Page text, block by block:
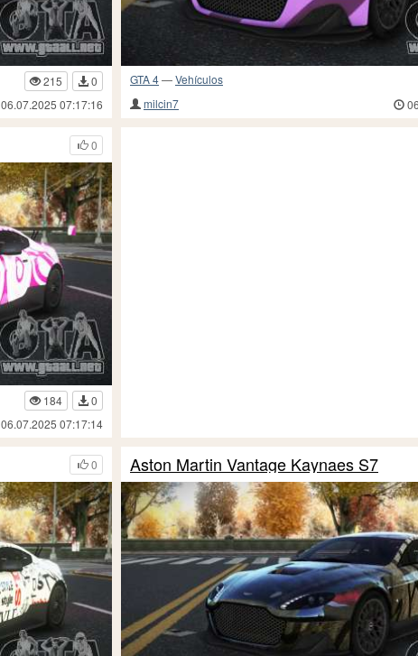
215
0
06.07.2025 07:17:16
GTA 4—Vehículos
milcin7
0
184
0
06.07.2025 07:17:14
0 Aston Martin Vantage Kaynaes S7